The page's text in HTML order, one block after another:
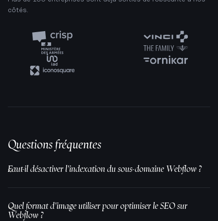
côtés.
Questions fréquentes
Faut-il désactiver l'indexation du sous-domaine Webflow ?
(monsite.webflow.io) crée un contenu dupliqué avec le
domaine final et doit rester désindexé dans les
Quel format d'image utiliser pour optimiser le SEO sur
Webflow ?